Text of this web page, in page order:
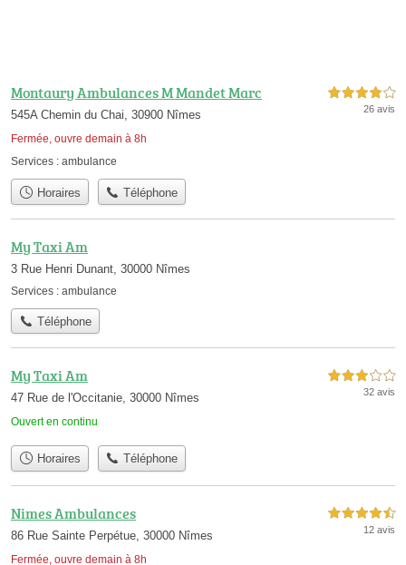
Montaury Ambulances M Mandet Marc
545A Chemin du Chai, 30900 Nîmes
Fermée, ouvre demain à 8h
4,0 étoiles sur 5
26 avis
Services : ambulance
Horaires Téléphone
My Taxi Am
3 Rue Henri Dunant, 30000 Nîmes
Services : ambulance
Téléphone
My Taxi Am
47 Rue de l'Occitanie, 30000 Nîmes
Ouvert en continu
3,0 étoiles sur 5
32 avis
Horaires Téléphone
Nimes Ambulances
86 Rue Sainte Perpétue, 30000 Nîmes
Fermée, ouvre demain à 8h
4,5 étoiles sur 5
12 avis